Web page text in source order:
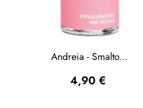
Andreia - Smalto...
Prezzo
4,90 €